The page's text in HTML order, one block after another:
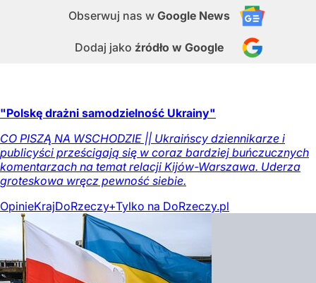
Obserwuj nas w Google News
Dodaj jako źródło w Google
"Polskę drażni samodzielność Ukrainy"
CO PISZĄ NA WSCHODZIE || Ukraińscy dziennikarze i
publicyści prześcigają się w coraz bardziej buńczucznych
komentarzach na temat relacji Kijów-Warszawa. Uderza
groteskowa wręcz pewność siebie.
OpinieKrajDoRzeczy+Tylko na DoRzeczy.pl